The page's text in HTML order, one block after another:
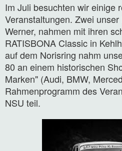
Im Juli besuchten wir einige
Veranstaltungen. Zwei
Werner, nahmen mit ihren
RATISBONA Classic in
auf dem Norisring nahm
80 an einem historischen
Marken" (Audi, BMW,
Rahmenprogramm des
NSU teil.